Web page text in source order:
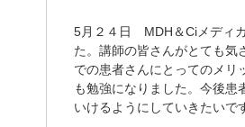
5月２４日 MDH＆Ciメディ
た。講師の皆さんがとても気
での患者さんにとってのメリ
も勉強になりました。今後患
いけるようにしていきたいで